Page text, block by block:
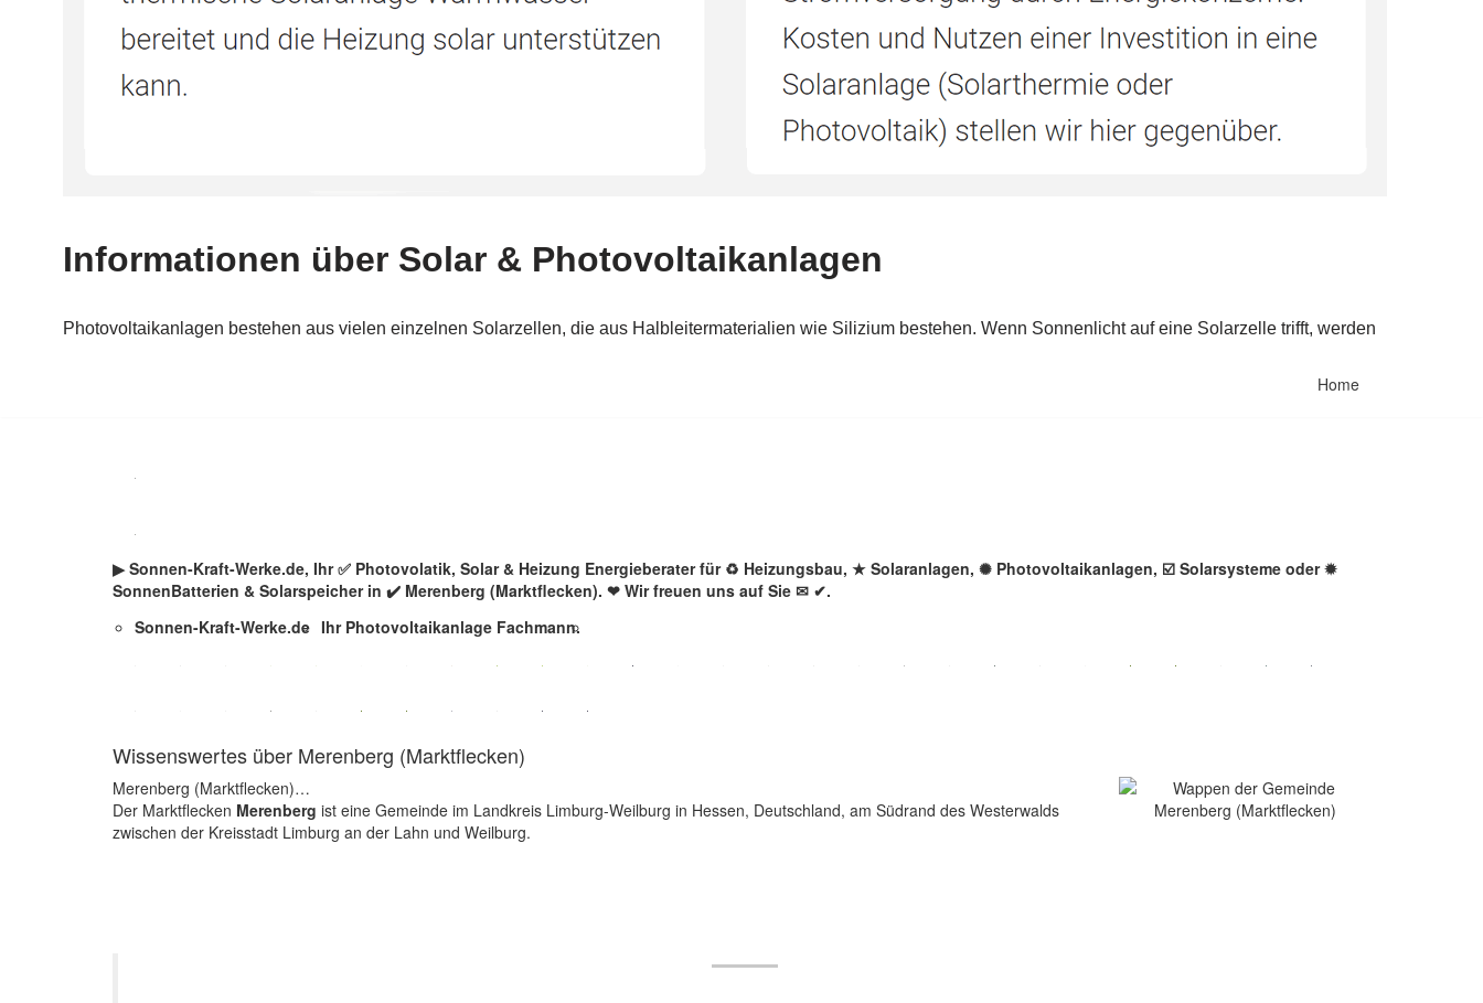
Home
▶︎ Sonnen-Kraft-Werke.de, Ihr ✅ Photovolatik, Solar & Heizung Energieberater für ♻ Heizungsbau, ★ Solaranlagen, ✺ Photovoltaikanlagen, ☑️ Solarsysteme oder ✹
SonnenBatterien & Solarspeicher in ✔️ Merenberg (Marktflecken). ❤ Wir freuen uns auf Sie ✉ ✔.
Sonnen-Kraft-Werke.de Ihr Photovoltaikanlage Fachmann.
Wissenswertes über Merenberg (Marktflecken)
Merenberg (Marktflecken)…
Der Marktflecken Merenberg ist eine Gemeinde im Landkreis Limburg-Weilburg in Hessen, Deutschland, am Südrand des Westerwalds
zwischen der Kreisstadt Limburg an der Lahn und Weilburg.